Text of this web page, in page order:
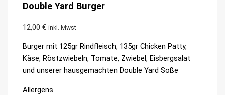
Double Yard Burger
12,00€ inkl. Mwst
Burger mit 125gr Rindfleisch, 135gr Chicken Patty,
Käse, Röstzwiebeln, Tomate, Zwiebel, Eisbergsalat
und unserer hausgemachten Double Yard Soße
Allergens